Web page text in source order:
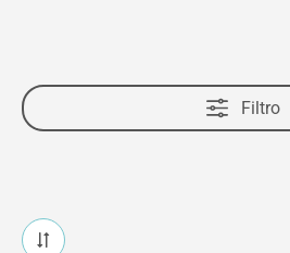
Filtro